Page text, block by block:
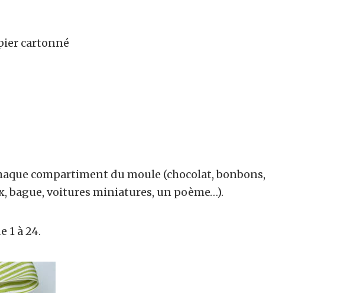
cartonné
compartiment du moule (chocolat, bonbons,
bague, voitures miniatures, un poème…).
1 à 24.